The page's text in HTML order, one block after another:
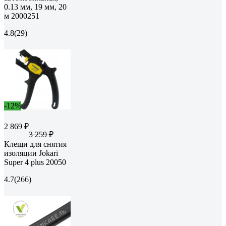
0.13 мм, 19 мм, 20
м 2000251
4.8(29)
-12%
2 869 ₽
3 259 ₽
Клещи для снятия
изоляции Jokari
Super 4 plus 20050
4.7(266)